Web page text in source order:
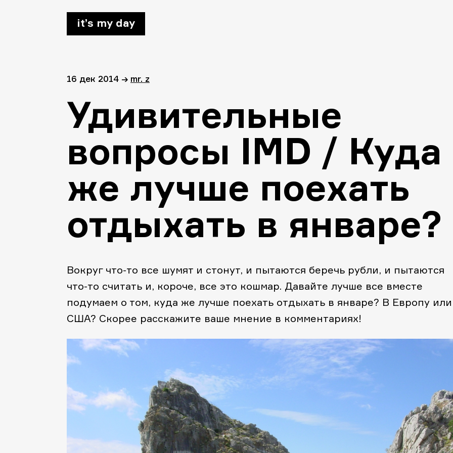
it’s my day
16 дек 2014 → mr. z
Удивительные
вопросы IMD / Куда
же лучше поехать
отдыхать в январе?
Вокруг что-то все шумят и стонут, и пытаются беречь рубли, и пытаются
что-то считать и, короче, все это кошмар. Давайте лучше все вместе
подумаем о том, куда же лучше поехать отдыхать в январе? В Европу
США? Скорее расскажите ваше мнение в комментариях!